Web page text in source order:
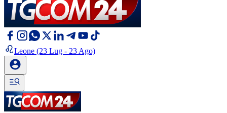
Leone (23 Lug - 23 Ago)